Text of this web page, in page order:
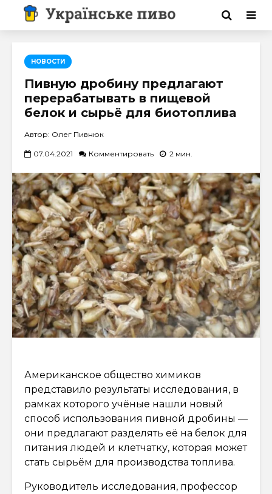
НОВОСТИ
Пивную дробину предлагают
перерабатывать в пищевой
белок и сырьё для биотоплива
Автор: Олег Пивнюк
07.04.2021 Комментировать 2 мин.
Американское общество химиков
представило результаты исследования, в
рамках которого учёные нашли новый
способ использования пивной дробины —
они предлагают разделять её на белок для
питания людей и клетчатку, которая может
стать сырьём для производства топлива.
Руководитель исследования, профессор